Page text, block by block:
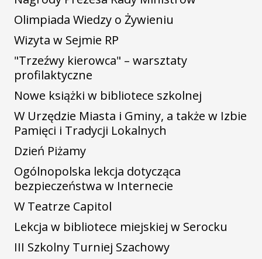
Olimpiada Wiedzy o Żywieniu
Wizyta w Sejmie RP
"Trzeźwy kierowca" – warsztaty
profilaktyczne
Nowe książki w bibliotece szkolnej
W Urzędzie Miasta i Gminy, a także w Izbie
Pamięci i Tradycji Lokalnych
Dzień Piżamy
Ogólnopolska lekcja dotycząca
bezpieczeństwa w Internecie
W Teatrze Capitol
Lekcja w bibliotece miejskiej w Serocku
III Szkolny Turniej Szachowy